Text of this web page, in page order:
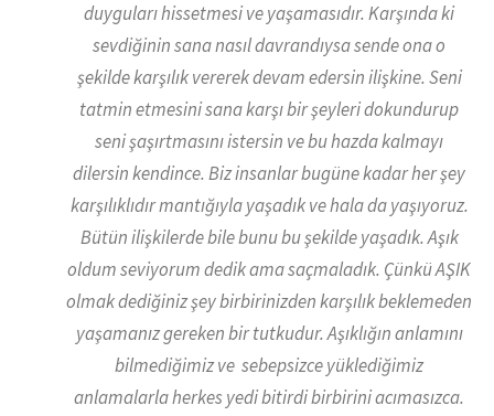
duyguları hissetmesi ve yaşamasıdır. Karşında ki
sevdiğinin sana nasıl davrandıysa sende ona o
şekilde karşılık vererek devam edersin ilişkine. Seni
tatmin etmesini sana karşı bir şeyleri dokundurup
seni şaşırtmasını istersin ve bu hazda kalmayı
dilersin kendince. Biz insanlar bugüne kadar her şey
karşılıklıdır mantığıyla yaşadık ve hala da yaşıyoruz.
Bütün ilişkilerde bile bunu bu şekilde yaşadık. Aşık
oldum seviyorum dedik ama saçmaladık. Çünkü AŞIK
olmak dediğiniz şey birbirinizden karşılık beklemeden
yaşamanız gereken bir tutkudur. Aşıklığın anlamını
bilmediğimiz ve sebepsizce yüklediğimiz
anlamalarla herkes yedi bitirdi birbirini acımasızca.